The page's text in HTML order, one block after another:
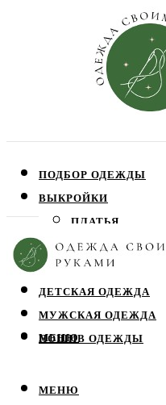
ПОДБОР ОДЕЖДЫ
ВЫКРОЙКИ
ПЛАТЬЯ
ЮБКИ
БЛУЗЫ
ДЕТСКАЯ ОДЕЖДА
МУЖСКАЯ ОДЕЖДА
ПОШИВ ОДЕЖДЫ
МЕНЮ
МЕНЮ